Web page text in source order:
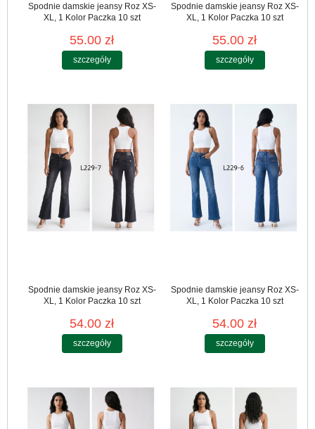
Spodnie damskie jeansy Roz XS-
XL, 1 Kolor Paczka 10 szt
55.00 zł
szczegóły
Spodnie damskie jeansy Roz XS-
XL, 1 Kolor Paczka 10 szt
55.00 zł
szczegóły
Spodnie damskie jeansy Roz XS-
XL, 1 Kolor Paczka 10 szt
54.00 zł
szczegóły
Spodnie damskie jeansy Roz XS-
XL, 1 Kolor Paczka 10 szt
54.00 zł
szczegóły